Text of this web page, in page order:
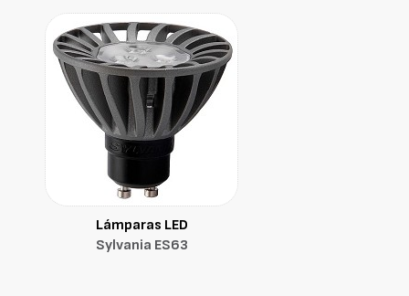
Lámparas LED
Sylvania ES63